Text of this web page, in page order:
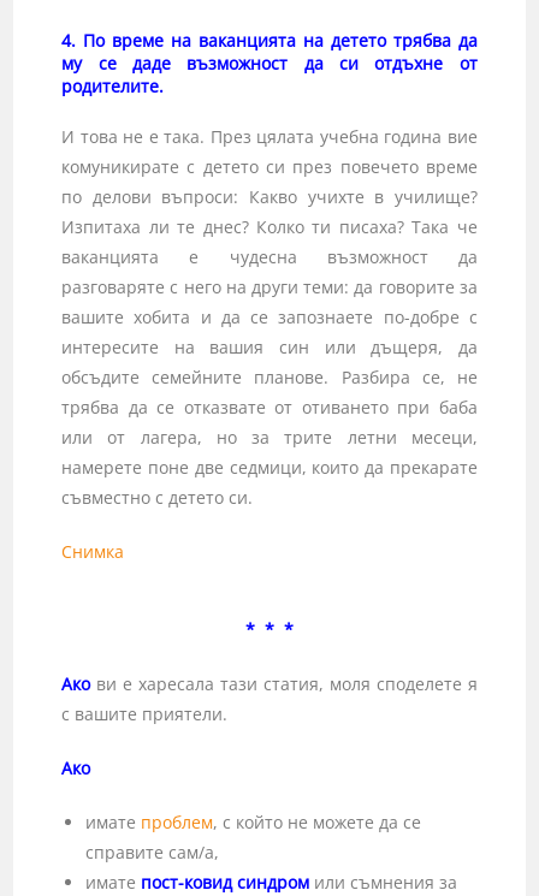
4. По време на ваканцията на детето трябва да
му се даде възможност да си отдъхне от
родителите.
И това не е така. През цялата учебна година вие
комуникирате с детето си през повечето време
по делови въпроси: Какво учихте в училище?
Изпитаха ли те днес? Колко ти писаха? Така че
ваканцията е чудесна възможност да
разговаряте с него на други теми: да говорите за
вашите хобита и да се запознаете по-добре с
интересите на вашия син или дъщеря, да
обсъдите семейните планове. Разбира се, не
трябва да се отказвате от отиването при баба
или от лагера, но за трите летни месеци,
намерете поне две седмици, които да прекарате
съвместно с детето си.
Снимка
* * *
Ако ви е харесала тази статия, моля споделете я
с вашите приятели.
Ако
имате проблем, с който не можете да се
справите сам/а,
имате пост-ковид синдром или съмнения за